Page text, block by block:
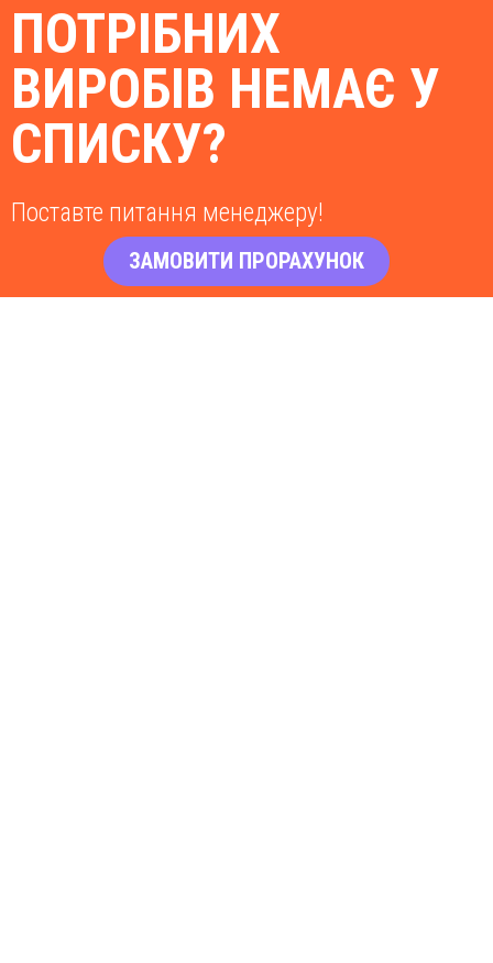
ПОТРІБНИХ
ВИРОБІВ НЕМАЄ У
СПИСКУ?
Поставте питання менеджеру!
ЗАМОВИТИ ПРОРАХУНОК